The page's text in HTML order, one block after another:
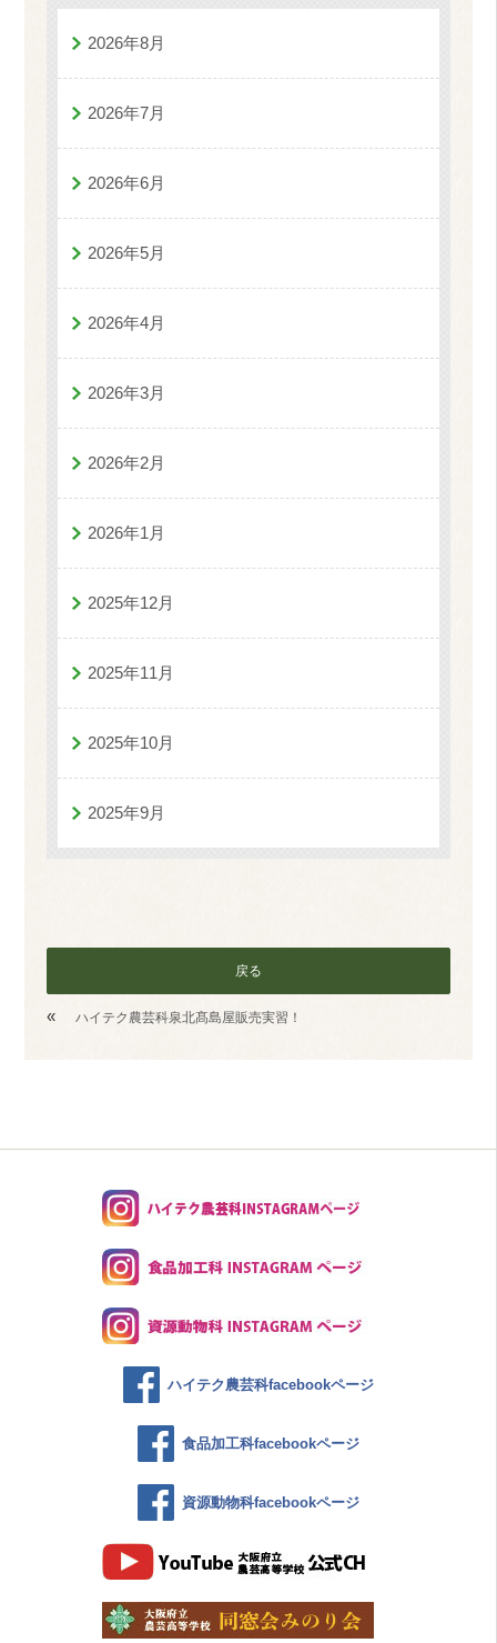
2026年8月
2026年7月
2026年6月
2026年5月
2026年4月
2026年3月
2026年2月
2026年1月
2025年12月
2025年11月
2025年10月
2025年9月
戻る
« ハイテク農芸科泉北髙島屋販売実習！
ハイテク農芸科facebookページ
食品加工科facebookページ
資源動物科facebookページ